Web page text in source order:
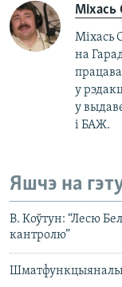
Міхась
Міхась
на
у
у
і БАЖ.
Яшчэ на
В. Коўтун: “Лесю
кантролю”